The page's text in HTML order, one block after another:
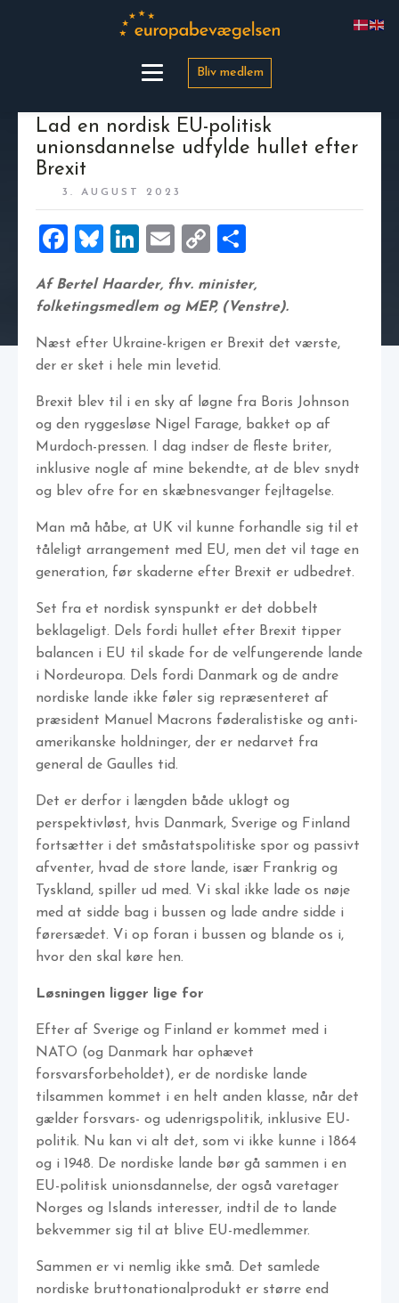
Bliv medlem
Lad en nordisk EU-politisk
unionsdannelse udfylde hullet efter
Brexit
3. AUGUST 2023
Facebook
Bluesky
LinkedIn
EmailCopy
Af Bertel Haarder, fhv. minister,
folketingsmedlem og MEP, (Venstre).
Næst efter Ukraine-krigen er Brexit det værste,
der er sket i hele min levetid.
Brexit blev til i en sky af løgne fra Boris Johnson
og den ryggesløse Nigel Farage, bakket op af
Murdoch-pressen. I dag indser de fleste briter,
inklusive nogle af mine bekendte, at de blev snydt
og blev ofre for en skæbnesvanger fejltagelse.
Man må håbe, at UK vil kunne forhandle sig til et
tåleligt arrangement med EU, men det vil tage en
generation, før skaderne efter Brexit er udbedret.
Set fra et nordisk synspunkt er det dobbelt
beklageligt. Dels fordi hullet efter Brexit tipper
balancen i EU til skade for de velfungerende lande
i Nordeuropa. Dels fordi Danmark og de andre
nordiske lande ikke føler sig repræsenteret af
præsident Manuel Macrons føderalistiske og anti-
amerikanske holdninger, der er nedarvet fra
general de Gaulles tid.
Det er derfor i længden både uklogt og
perspektivløst, hvis Danmark, Sverige og Finland
fortsætter i det småstatspolitiske spor og passivt
afventer, hvad de store lande, især Frankrig og
Tyskland, spiller ud med. Vi skal ikke lade os nøje
med at sidde bag i bussen og lade andre sidde i
førersædet. Vi op foran i bussen og blande os i,
hvor den skal køre hen.
Løsningen ligger lige for
Efter af Sverige og Finland er kommet med i
NATO (og Danmark har ophævet
forsvarsforbeholdet), er de nordiske lande
tilsammen kommet i en helt anden klasse, når det
gælder forsvars- og udenrigspolitik, inklusive EU-
politik. Nu kan vi alt det, som vi ikke kunne i 1864
og i 1948. De nordiske lande bør gå sammen i en
EU-politisk unionsdannelse, der også varetager
Norges og Islands interesser, indtil de to lande
bekvemmer sig til at blive EU-medlemmer.
Sammen er vi nemlig ikke små. Det samlede
nordiske bruttonationalprodukt er større end